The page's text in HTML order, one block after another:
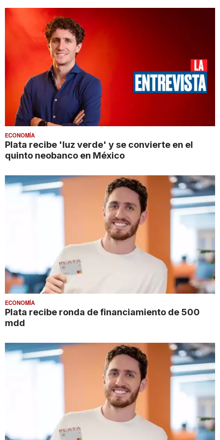
ECONOMÍA
Plata recibe 'luz verde' y se convierte en el
quinto neobanco en México
ECONOMÍA
Plata recibe ronda de financiamiento de 500
mdd